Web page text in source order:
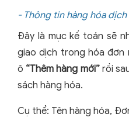
- Thông tin hàng hóa dịch
Đây là mục kế toán sẽ
giao dịch trong hóa đơn
ô “Thêm hàng mới”rồi
sách hàng hóa.
Cụ thể: Tên hàng hóa,